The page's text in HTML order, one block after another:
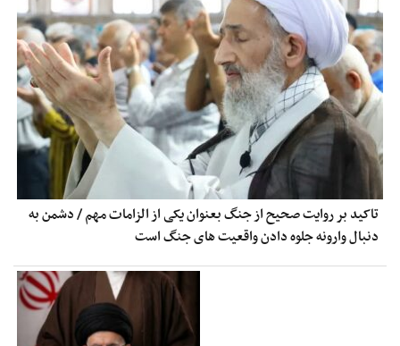
تاکید بر روایت صحیح از جنگ بعنوان یکی از الزامات مهم / دشمن به
دنبال وارونه جلوه دادن واقعیت های جنگ است